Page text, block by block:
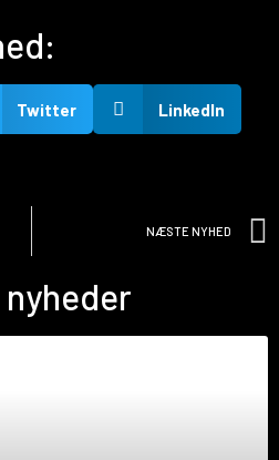
Twitter LinkedIn
NÆSTE NYHED